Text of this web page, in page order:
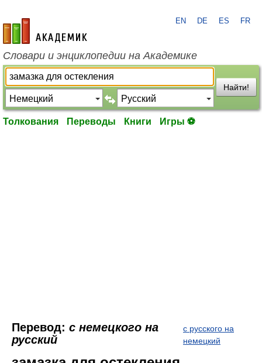
academic.ru
EN DE ES FR
Словари и энциклопедии на Академике
Найти!
Толкования Переводы Книги Игры ⚽
Перевод: с немецкого на
русский
с русского на
немецкий